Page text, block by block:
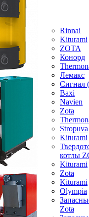
Rinnai
Kiturami
ZOTA
Конорд
Лемакс
Baxi
Navien
Zota
Stropuva
Kiturami
котлы
Kiturami
Zota
Kiturami
Olympia
Zota